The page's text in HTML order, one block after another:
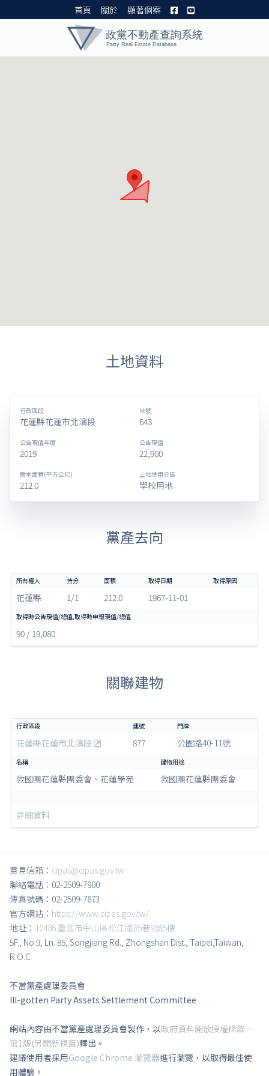
首頁 關於 顯著個案
土地資料
行政區段
花蓮縣花蓮市北濱段
地號
643
公告現值年度
2019
公告現值
22,900
謄本面積(平方公尺)
212.0
土地使用分區
學校用地
黨產去向
花蓮縣 1/1 212.0 1967-11-01
90 / 19,080
關聯建物
花蓮縣花蓮市北濱段 877 公園路40-11號
救國團花蓮縣團委會、花蓮學苑 救國團花蓮縣團委會
詳細資料
意見信箱： cipas@cipas.gov.tw
聯絡電話：02-2509-7900
傳真號碼：02-2509-7873
官方網站： https://www.cipas.gov.tw/
地址： 10486 臺北市中山區松江路85巷9號5樓
5F., No.9, Ln. 85, Songjiang Rd., Zhongshan Dist., Taipei,Taiwan,
R.O.C
不當黨產處理委員會
Ill-gotten Party Assets Settlement Committee
網站內容由不當黨產處理委員會製作，以政府資料開放授權條款－
第1版(另開新視窗)釋出。
建議使用者採用Google Chrome 瀏覽器進行瀏覽，以取得最佳使
用體驗。